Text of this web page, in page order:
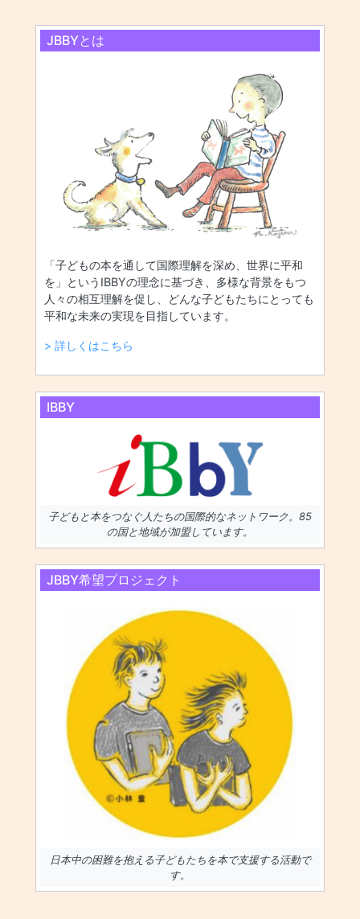
JBBYとは
「子どもの本を通して国際理解を深め、世界に平和
を」というIBBYの理念に基づき、多様な背景をもつ
人々の相互理解を促し、どんな子どもたちにとっても
平和な未来の実現を目指しています。
> 詳しくはこちら
IBBY
子どもと本をつなぐ人たちの国際的なネットワーク。85
の国と地域が加盟しています。
JBBY希望プロジェクト
日本中の困難を抱える子どもたちを本で支援する活動で
す。